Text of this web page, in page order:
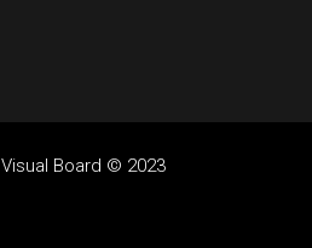
Visual Board © 2023